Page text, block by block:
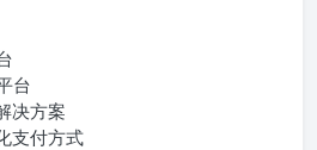
台
决方案
支付方式